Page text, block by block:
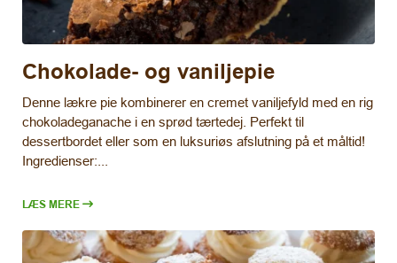
Chokolade- og vaniljepie
Denne lækre pie kombinerer en cremet vaniljefyld med en rig
chokoladeganache i en sprød tærtedej. Perfekt til
dessertbordet eller som en luksuriøs afslutning på et måltid!
Ingredienser:...
LÆS MERE